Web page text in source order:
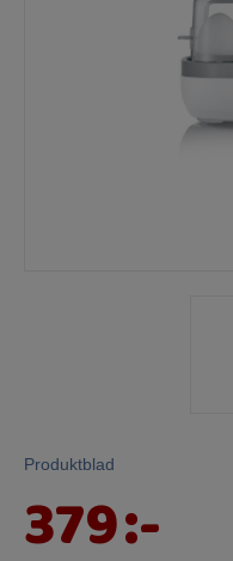
Produktblad
379:-